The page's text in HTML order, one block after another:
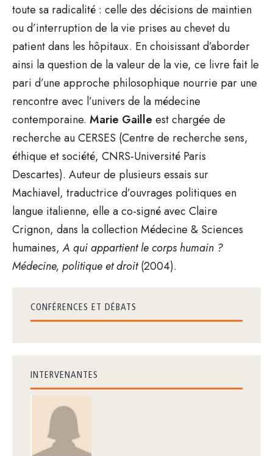
toute sa radicalité : celle des décisions de maintien
ou d’interruption de la vie prises au chevet du
patient dans les hôpitaux. En choisissant d’aborder
ainsi la question de la valeur de la vie, ce livre fait le
pari d’une approche philosophique nourrie par une
rencontre avec l’univers de la médecine
contemporaine. Marie Gaille est chargée de
recherche au CERSES (Centre de recherche sens,
éthique et société, CNRS-Université Paris
Descartes). Auteur de plusieurs essais sur
Machiavel, traductrice d’ouvrages politiques en
langue italienne, elle a co-signé avec Claire
Crignon, dans la collection Médecine & Sciences
humaines,A qui appartient le corps humain ?
Médecine, politique et droit(2004).
CONFÉRENCES ET DÉBATS
INTERVENANTES